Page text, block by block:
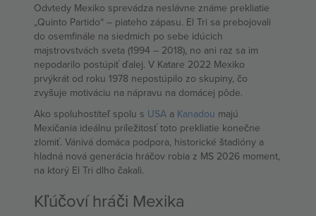
Odvtedy Mexiko sprevádza neslávne známe prekliatie
„Quinto Partido“ – piateho zápasu. El Tri sa prebojovali
do osemfinále na siedmich po sebe idúcich
majstrovstvách sveta (1994 – 2018), no ani raz sa im
nepodarilo postúpiť ďalej. V Katare 2022 Mexiko
prvýkrát od roku 1978 nepostúpilo zo skupiny, čo
zvyšuje motiváciu na nápravu na domácej pôde.
Ako spoluhostiteľ spolu s USA a Kanadou majú
Mexičania ideálnu príležitosť toto prekliatie konečne
zlomiť. Vánivá domáca podpora, historické štadióny a
hladná nová generácia hráčov robia z MS 2026 moment,
na ktorý El Tri dlho čakali.
Kľúčoví hráči Mexika